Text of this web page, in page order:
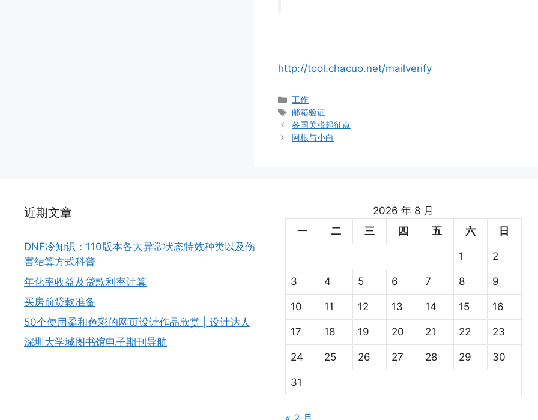
http://tool.chacuo.net/mailverify
分
类
工作
标
签
邮箱验证
各国关税起征点
阿根与小白
近期文章
DNF冷知识：110版本各大异常状态特效种类以及伤
害结算方式科普
年化率收益及贷款利率计算
买房前贷款准备
50个使用柔和色彩的网页设计作品欣赏 | 设计达人
深圳大学城图书馆电子期刊导航
2026 年 8 月
一
二 三 四 五 六 日
1 2
3 4 5 6 7 8 9
10 11 12 13 14 15 16
17 18 19 20 21 22 23
24 25 26 27 28 29 30
31